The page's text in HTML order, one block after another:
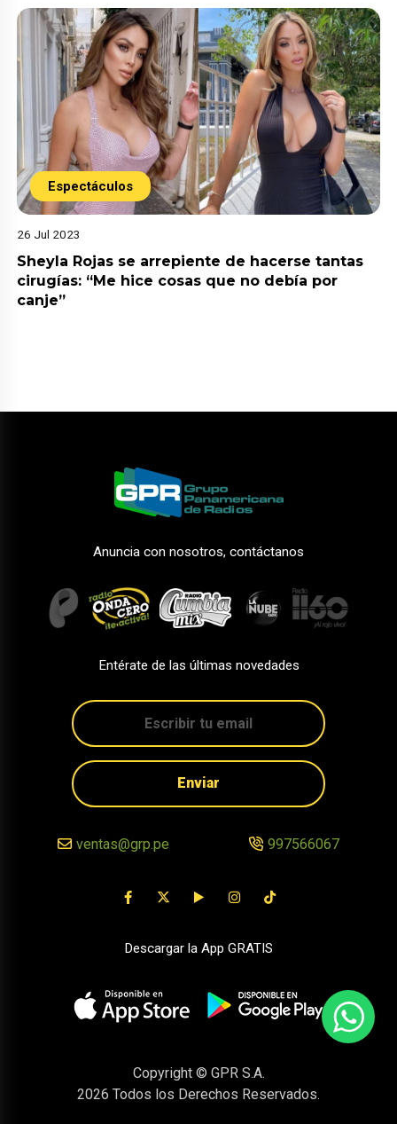
Espectáculos
26 Jul 2023
Sheyla Rojas se arrepiente de hacerse tantas
cirugías: “Me hice cosas que no debía por
canje”
Anuncia con nosotros, contáctanos
Entérate de las últimas novedades
Enviar
ventas@grp.pe 997566067
Descargar la App GRATIS
Copyright © GPR S.A.
2026 Todos los Derechos Reservados.